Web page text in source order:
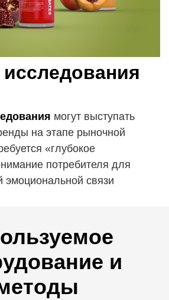
могут выступать
на этапе рыночной
«глубокое
потребителя для
эмоциональной связи
и